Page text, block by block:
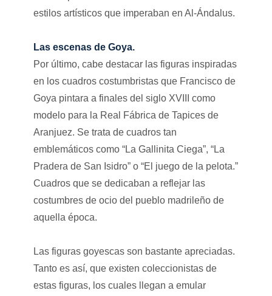
estilos artísticos que imperaban en Al-Ándalus.
Las escenas de Goya.
Por último, cabe destacar las figuras inspiradas
en los cuadros costumbristas que Francisco de
Goya pintara a finales del siglo XVIII como
modelo para la Real Fábrica de Tapices de
Aranjuez. Se trata de cuadros tan
emblemáticos como “La Gallinita Ciega”, “La
Pradera de San Isidro” o “El juego de la pelota.”
Cuadros que se dedicaban a reflejar las
costumbres de ocio del pueblo madrileño de
aquella época.
Las figuras goyescas son bastante apreciadas.
Tanto es así, que existen coleccionistas de
estas figuras, los cuales llegan a emular